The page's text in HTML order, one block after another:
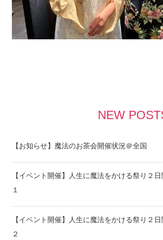
NEW
【お知らせ】魔法のお茶会開催状況＠全国
【イベント開催】人生に魔法をかける祭り２
１
【イベント開催】人生に魔法をかける祭り２
２